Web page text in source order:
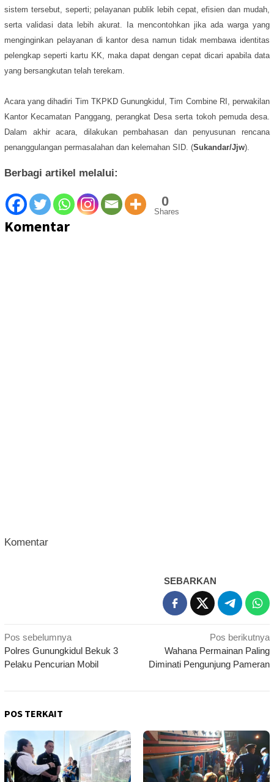
sistem tersebut, seperti; pelayanan publik lebih cepat, efisien dan mudah,
serta validasi data lebih akurat. Ia mencontohkan jika ada warga yang
menginginkan pelayanan di kantor desa namun tidak membawa identitas
pelengkap seperti kartu KK, maka dapat dengan cepat dicari apabila data
yang bersangkutan telah terekam.
Acara yang dihadiri Tim TKPKD Gunungkidul, Tim Combine RI, perwakilan
Kantor Kecamatan Panggang, perangkat Desa serta tokoh pemuda desa.
Dalam akhir acara, dilakukan pembahasan dan penyusunan rencana
penanggulangan permasalahan dan kelemahan SID. (Sukandar/Jjw).
Berbagi artikel melalui:
0
Shares
Komentar
Komentar
SEBARKAN
Navigasi
pos
Pos sebelumnya
Polres Gunungkidul Bekuk 3
Pelaku Pencurian Mobil
Pos berikutnya
Wahana Permainan Paling
Diminati Pengunjung Pameran
POS TERKAIT